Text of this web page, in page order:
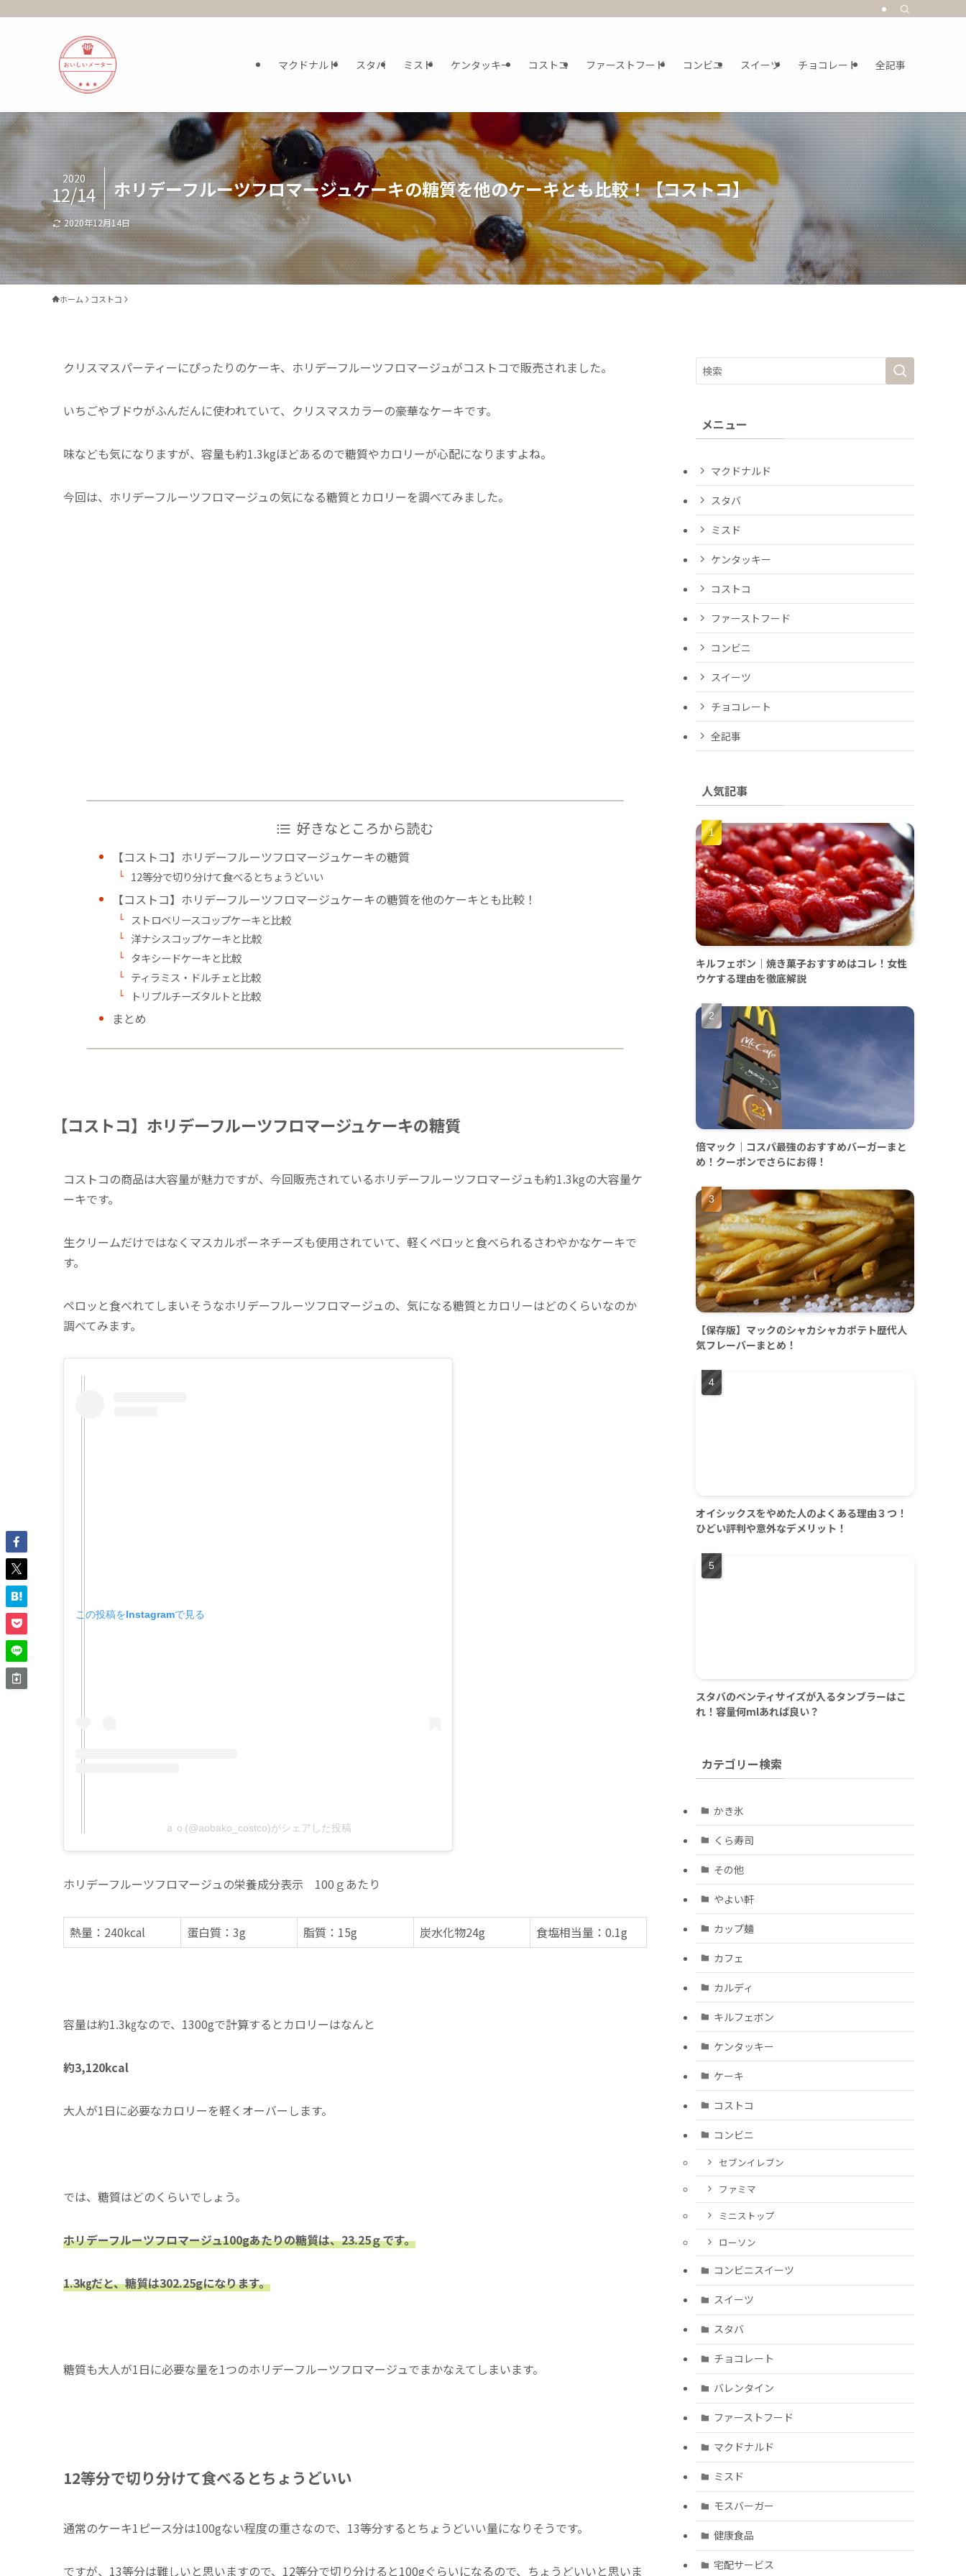
マクドナルド スタバ ミスド ケンタッキー コストコ ファーストフード コンビニ スイーツ チョコレート 全記事
ホリデーフルーツフロマージュケーキの糖質を他のケーキとも比較！【コストコ】
2020
12/14
2020年12月14日
ホーム コストコ
クリスマスパーティーにぴったりのケーキ、ホリデーフルーツフロマージュがコストコで販売されました。
いちごやブドウがふんだんに使われていて、クリスマスカラーの豪華なケーキです。
味なども気になりますが、容量も約1.3kgほどあるので糖質やカロリーが心配になりますよね。
今回は、ホリデーフルーツフロマージュの気になる糖質とカロリーを調べてみました。
好きなところから読む
【コストコ】ホリデーフルーツフロマージュケーキの糖質
12等分で切り分けて食べるとちょうどいい
【コストコ】ホリデーフルーツフロマージュケーキの糖質を他のケーキとも比較！
ストロベリースコップケーキと比較
洋ナシスコップケーキと比較
タキシードケーキと比較
ティラミス・ドルチェと比較
トリプルチーズタルトと比較
まとめ
【コストコ】ホリデーフルーツフロマージュケーキの糖質
コストコの商品は大容量が魅力ですが、今回販売されているホリデーフルーツフロマージュも約1.3kgの大容量ケ
ーキです。
生クリームだけではなくマスカルポーネチーズも使用されていて、軽くペロッと食べられるさわやかなケーキで
す。
ペロッと食べれてしまいそうなホリデーフルーツフロマージュの、気になる糖質とカロリーはどのくらいなのか
調べてみます。
この投稿をInstagramで見る
ａｏ(@aobako_costco)がシェアした投稿
ホリデーフルーツフロマージュの栄養成分表示 100ｇあたり
熱量：240kcal 蛋白質：3g 脂質：15g 炭水化物24g 食塩相当量：0.1g
容量は約1.3㎏なので、1300gで計算するとカロリーはなんと
約3,120kcal
大人が1日に必要なカロリーを軽くオーバーします。
では、糖質はどのくらいでしょう。
ホリデーフルーツフロマージュ100gあたりの糖質は、23.25ｇです。
1.3㎏だと、糖質は302.25gになります。
糖質も大人が1日に必要な量を1つのホリデーフルーツフロマージュでまかなえてしまいます。
12等分で切り分けて食べるとちょうどいい
通常のケーキ1ピース分は100gない程度の重さなので、13等分するとちょうどいい量になりそうです。
ですが、13等分は難しいと思いますので、12等分で切り分けると100gぐらいになるので、ちょうどいいと思いま
メニュー
マクドナルド
スタバ
ミスド
ケンタッキー
コストコ
ファーストフード
コンビニ
スイーツ
チョコレート
全記事
人気記事
キルフェボン｜焼き菓子おすすめはコレ！女性
ウケする理由を徹底解説
倍マック｜コスパ最強のおすすめバーガーまと
め！クーポンでさらにお得！
【保存版】マックのシャカシャカポテト歴代人
気フレーバーまとめ！
オイシックスをやめた人のよくある理由３つ！
ひどい評判や意外なデメリット！
スタバのベンティサイズが入るタンブラーはこ
れ！容量何mlあれば良い？
カテゴリー検索
かき氷
くら寿司
その他
やよい軒
カップ麺
カフェ
カルディ
キルフェボン
ケンタッキー
ケーキ
コストコ
コンビニ
セブンイレブン
ファミマ
ミニストップ
ローソン
コンビニスイーツ
スイーツ
スタバ
チョコレート
バレンタイン
ファーストフード
マクドナルド
ミスド
モスバーガー
健康食品
宅配サービス